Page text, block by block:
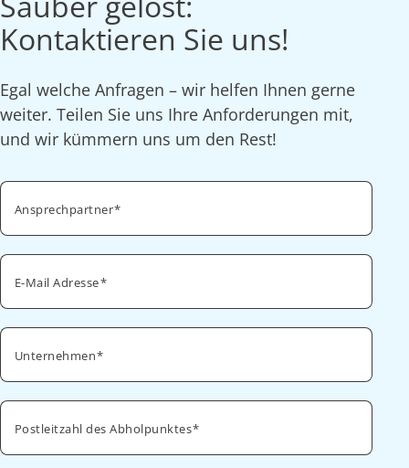
Kontaktieren Sie uns!
Egal welche Anfragen – wir helfen Ihnen gerne
weiter. Teilen Sie uns Ihre Anforderungen mit,
und wir kümmern uns um den Rest!
Ansprechpartner
E-Mail Adresse
Unternehmen
Postleitzahl des Abholpunktes